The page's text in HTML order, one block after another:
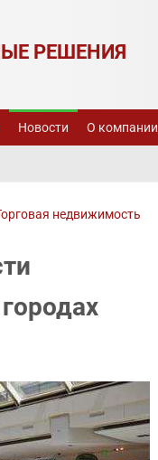
РЕШЕНИЯ
Новости О компании
недвижимость